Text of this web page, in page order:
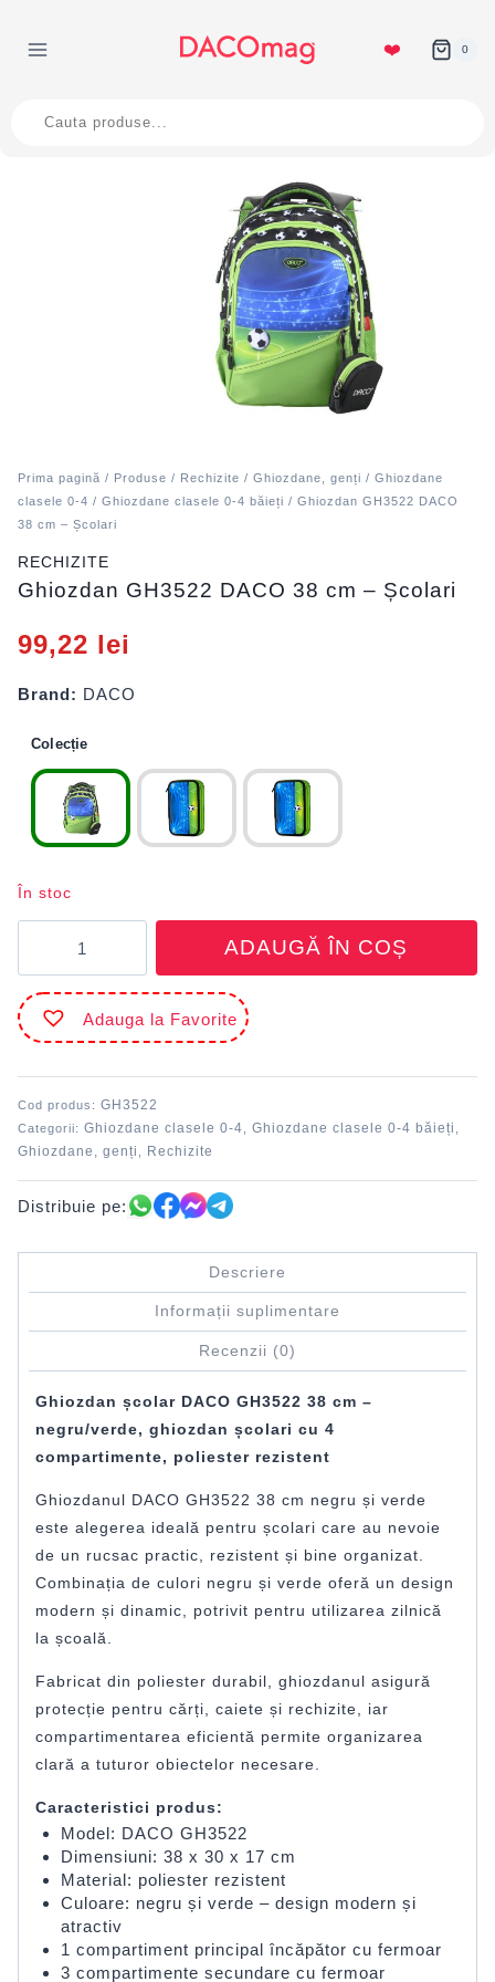
content
❤️ 0
search
Prima pagină / Produse / Rechizite / Ghiozdane, genți / Ghiozdane
clasele 0-4 / Ghiozdane clasele 0-4 băieți / Ghiozdan GH3522 DACO
38 cm – Școlari
RECHIZITE
Ghiozdan GH3522 DACO 38 cm – Școlari
99,22 lei
Brand: DACO
Colecție
În stoc
Ghiozdan
GH3522
DACO
38
cm
ADAUGĂ ÎN COȘ
Adauga la Favorite
Cod produs: GH3522
Categorii: Ghiozdane clasele 0-4 Ghiozdane clasele 0-4 băieți
Ghiozdane, genți Rechizite
Distribuie pe:
Descriere
Informații suplimentare
Recenzii (0)
Ghiozdan școlar DACO GH3522 38 cm –
negru/verde, ghiozdan școlari cu 4
compartimente, poliester rezistent
Ghiozdanul DACO GH3522 38 cm negru și verde
este alegerea ideală pentru școlari care au nevoie
de un rucsac practic, rezistent și bine organizat.
Combinația de culori negru și verde oferă un design
modern și dinamic, potrivit pentru utilizarea zilnică
la școală.
Fabricat din poliester durabil, ghiozdanul asigură
protecție pentru cărți, caiete și rechizite, iar
compartimentarea eficientă permite organizarea
clară a tuturor obiectelor necesare.
Caracteristici produs:
Model: DACO GH3522
Dimensiuni: 38 x 30 x 17 cm
Material: poliester rezistent
Culoare: negru și verde – design modern și
atractiv
1 compartiment principal încăpător cu fermoar
3 compartimente secundare cu fermoar